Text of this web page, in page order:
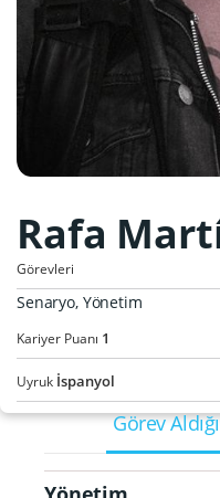
Rafa
Görevleri
Senaryo, Yönetim
Kariyer Puanı 1
Uyruk İspanyol
Görev